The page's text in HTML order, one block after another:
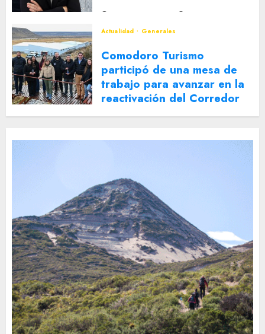
Actualidad
Generales
Comodoro Turismo
participó de una mesa de
trabajo para avanzar en la
reactivación del Corredor
Turístico Integrado